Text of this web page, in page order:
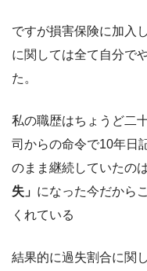
ですが損害保険に加入
に関しては全て自分で
た。
私の職歴はちょうど二
司からの命令で10年日
のまま継続していたの
失」 になった今だから
くれている
結果的に過失割合に関